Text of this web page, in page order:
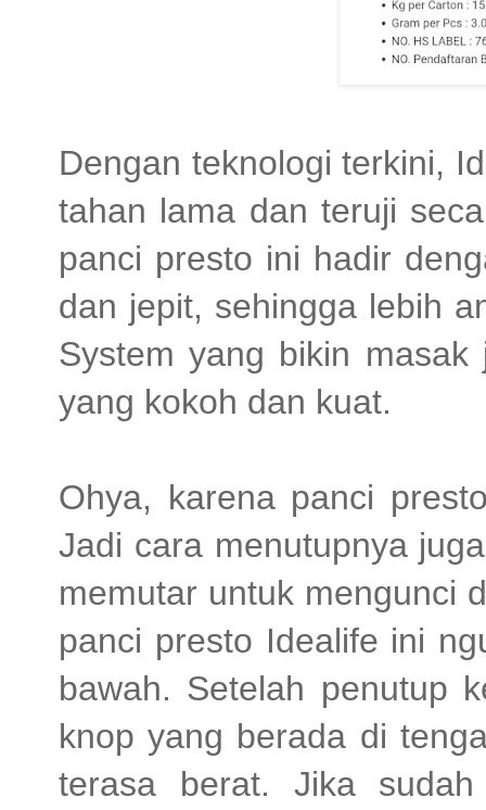
Dengan teknologi terkini,
tahan lama dan teruji
panci presto ini hadir
dan jepit, sehingga lebih
System yang bikin
yang kokoh dan kuat.
Ohya, karena panci
Jadi cara menutupnya
memutar untuk mengunci
panci presto Idealife ini
bawah. Setelah penutup
knop yang berada di
terasa berat. Jika